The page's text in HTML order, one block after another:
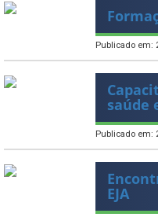
Publicado em:
saúde
Publicado em:
EJA